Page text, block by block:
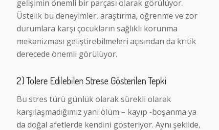
gelişimin önemli bir parçası olarak görülüyor.
Üstelik bu deneyimler, araştırma, öğrenme ve zor
durumlara karşı çocukların sağlıklı korunma
mekanizması geliştirebilmeleri açısından da kritik
derecede önemli görülüyor.
2) Tolere Edilebilen Strese Gösterilen Tepki
Bu stres türü günlük olarak sürekli olarak
karşılaşmadığımız yani ölüm – kayıp -boşanma ya
da doğal afetlerde kendini gösteriyor. Aynı şekilde,